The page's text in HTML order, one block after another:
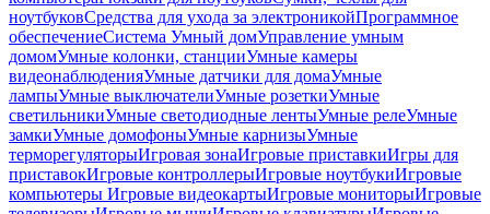
ноутбуковСредства для ухода за электроникойПрограммное
обеспечениеСистема Умный домУправление умным
домомУмные колонки, станцииУмные камеры
видеонаблюденияУмные датчики для домаУмные
лампыУмные выключателиУмные розеткиУмные
светильникиУмные светодиодные лентыУмные релеУмные
замкиУмные домофоныУмные карнизыУмные
терморегуляторыИгровая зонаИгровые приставкиИгры для
приставокИгровые контроллерыИгровые ноутбукиИгровые
компьютеры Игровые видеокартыИгровые мониторыИгровые